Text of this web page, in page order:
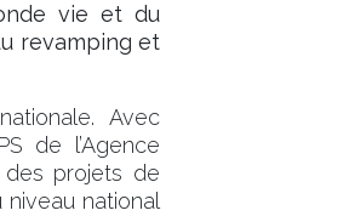
vie et du
revamping et
Avec
de l’Agence
des projets de
national